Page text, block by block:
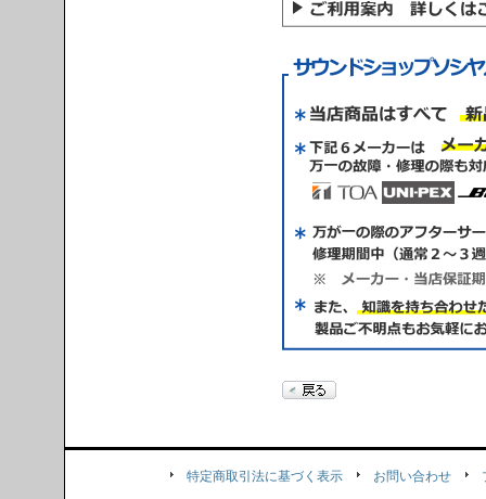
特定商取引法に基づく表示 お問い合わせ